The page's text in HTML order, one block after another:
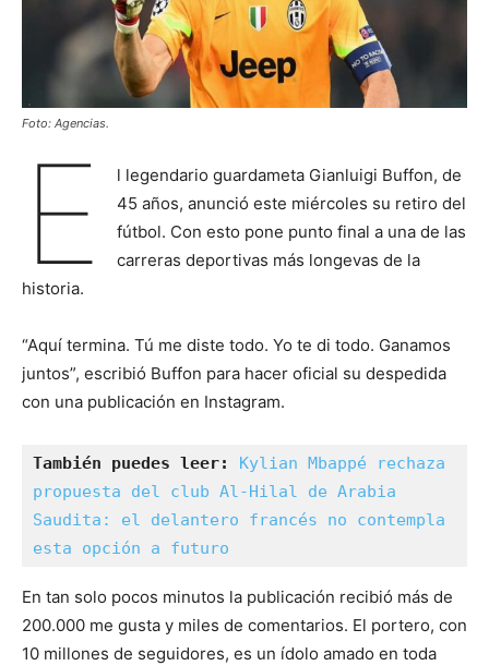
Foto: Agencias.
E
l legendario guardameta Gianluigi Buffon, de
45 años, anunció este miércoles su retiro del
fútbol. Con esto pone punto final a una de las
carreras deportivas más longevas de la
historia.
“Aquí termina. Tú me diste todo. Yo te di todo. Ganamos
juntos”, escribió Buffon para hacer oficial su despedida
con una publicación en Instagram.
También puedes leer: Kylian Mbappé rechaza
propuesta del club Al-Hilal de Arabia
Saudita: el delantero francés no contempla
esta opción a futuro
En tan solo pocos minutos la publicación recibió más de
200.000 me gusta y miles de comentarios. El portero, con
10 millones de seguidores, es un ídolo amado en toda